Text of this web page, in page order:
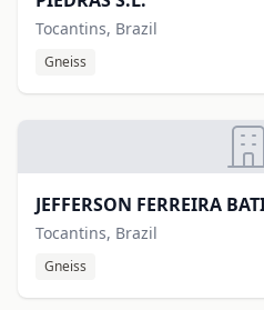
Tocantins, Brazil
Gneiss
JEFFERSON FERREIRA
Tocantins, Brazil
Gneiss